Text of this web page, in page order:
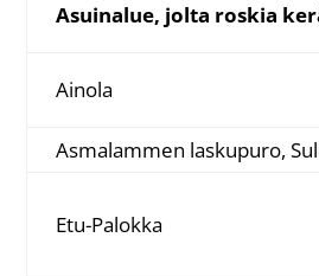
Asuinalue, jolta roskia
Ainola
Asmalammen laskupuro,
Etu-Palokka